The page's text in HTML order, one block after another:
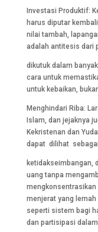
Investasi Produktif:
harus diputar
nilai tambah,
adalah antitesis dari
dikutuk dalam
cara untuk
untuk kebaikan,
Menghindari Riba:
Islam, dan jejaknya
Kekristenan dan
dapat dilihat
ketidakseimbangan,
uang tanpa
mengkonsentrasikan
menjerat yang
seperti sistem bagi
dan partisipasi